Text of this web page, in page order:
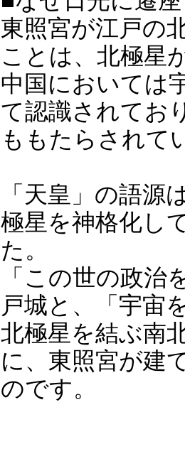
東照宮が江戸の
ことは、北極星
中国においては
て認識されてお
ももたらされて
「天皇」の語源
極星を神格化し
た。
「この世の政治
戸城と、「宇宙
北極星を結ぶ南
に、東照宮が建
のです。